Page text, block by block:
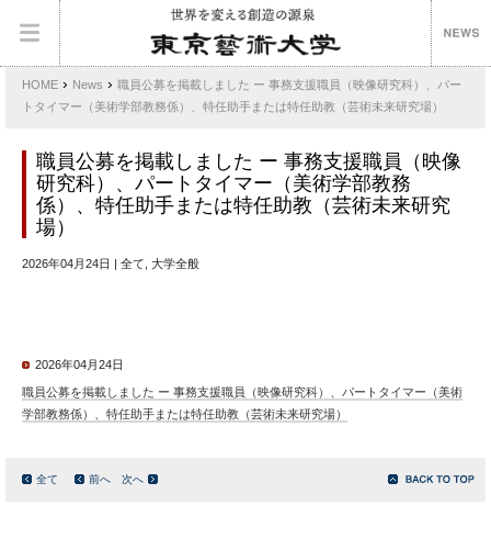
HOME › News › 職員公募を掲載しました ー 事務支援職員（映像研究科）、パー
トタイマー（美術学部教務係）、特任助手または特任助教（芸術未来研究場）
職員公募を掲載しました ー 事務支援職員（映像
研究科）、パートタイマー（美術学部教務
係）、特任助手または特任助教（芸術未来研究
場）
2026年04月24日 | 全て, 大学全般
2026年04月24日
職員公募を掲載しました ー 事務支援職員（映像研究科）、パートタイマー（美術
学部教務係）、特任助手または特任助教（芸術未来研究場）
全て 前へ 次へ